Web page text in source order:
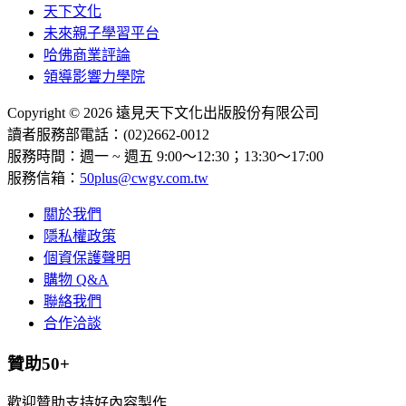
天下文化
未來親子學習平台
哈佛商業評論
領導影響力學院
Copyright © 2026 遠見天下文化出版股份有限公司
讀者服務部電話：(02)2662-0012
服務時間：週一 ~ 週五 9:00～12:30；13:30～17:00
服務信箱： 50plus@cwgv.com.tw
關於我們
隱私權政策
個資保護聲明
購物 Q&A
聯絡我們
合作洽談
贊助50+